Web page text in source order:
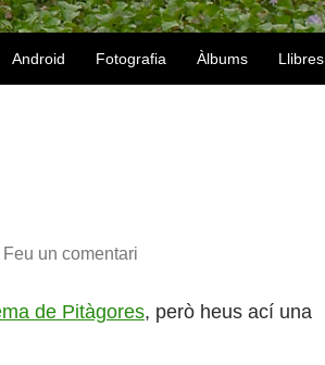
Android Fotografia Àlbums Llibres
Feu un comentari
de Pitàgores, però heus ací una